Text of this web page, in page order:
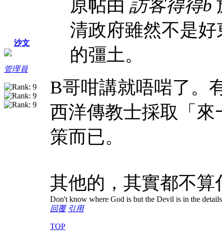
沙文
管理員
原帖由 訪客得得b
清政府雖然不是
的彊土。
B哥咁講就唔啱了。
西洋傳教士採取「
策而已。
其他的，其實都不算
Don't know where God is but the Devil is in the details
回覆 引用
TOP